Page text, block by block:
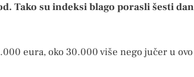
Tako su indeksi blago porasli šesti dan
eura, oko 30.000 više nego jučer u ovo